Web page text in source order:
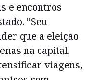
e encontros
“Seu
que a eleição
na capital.
viagens,